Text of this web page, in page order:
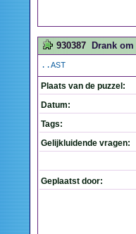
930387 Drank
..AST
Plaats van de puzzel:
Datum:
Tags:
Gelijkluidende vragen:
Geplaatst door: